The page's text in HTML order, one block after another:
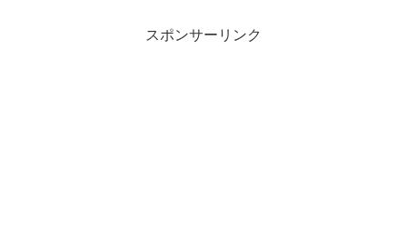
でにいくつかの国で犯罪捜査に利スポンサーリンク